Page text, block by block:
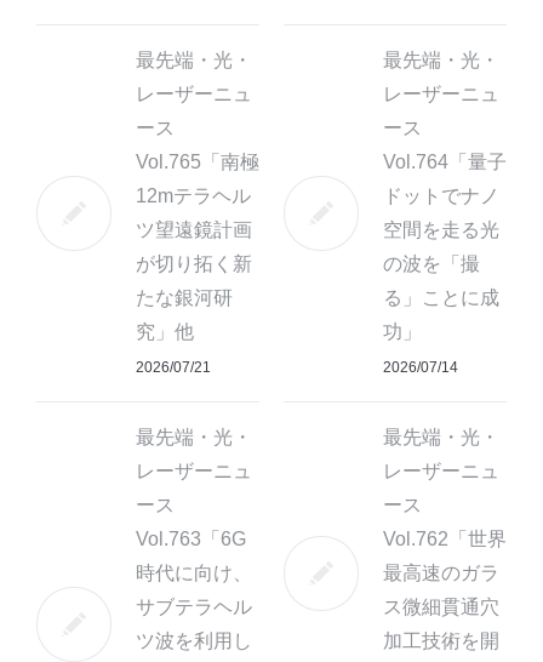
最先端・光・
レーザーニュ
ース
Vol.765「南極
12mテラヘル
ツ望遠鏡計画
が切り拓く新
たな銀河研
究」他
2026/07/21
最先端・光・
レーザーニュ
ース
Vol.764「量子
ドットでナノ
空間を走る光
の波を「撮
る」ことに成
功」
2026/07/14
最先端・光・
レーザーニュ
ース
Vol.763「6G
時代に向け、
サブテラヘル
ツ波を利用し
最先端・光・
レーザーニュ
ース
Vol.762「世界
最高速のガラ
ス微細貫通穴
加工技術を開